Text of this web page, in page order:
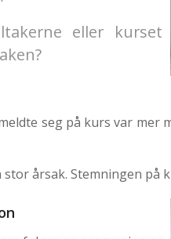
eller kurset
seg på kurs var
stor årsak. Stemningen på